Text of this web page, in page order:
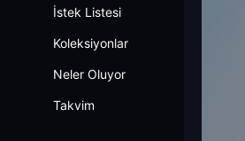
İstek Listesi
Koleksiyonlar
Neler Oluyor
Takvim